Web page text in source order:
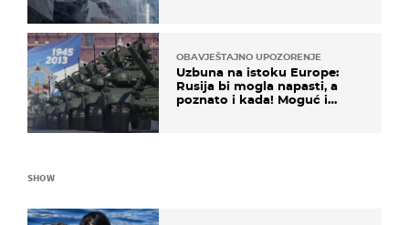
OBAVJEŠTAJNO UPOZORENJE
Uzbuna na istoku Europe:
Rusija bi mogla napasti, a
poznato i kada! Moguć i
SHOW